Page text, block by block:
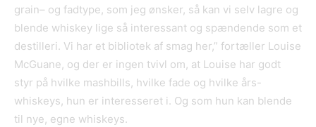
grain– og fadtype, som jeg ønsker, så kan vi selv lagre og
blende whiskey lige så interessant og spændende som et
destilleri. Vi har et bibliotek af smag her,” fortæller Louise
McGuane, og der er ingen tvivl om, at Louise har godt
styr på hvilke mashbills, hvilke fade og hvilke års-
whiskeys, hun er interesseret i. Og som hun kan blende
til nye, egne whiskeys.